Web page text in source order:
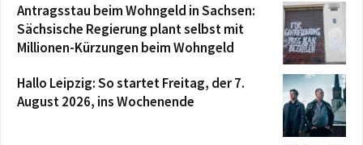
Antragsstau beim Wohngeld in Sachsen:
Sächsische Regierung plant selbst mit
Millionen-Kürzungen beim Wohngeld
Hallo Leipzig: So startet Freitag, der 7.
August 2026, ins Wochenende